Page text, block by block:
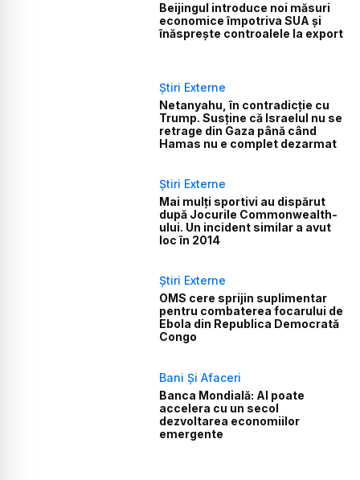
Beijingul introduce noi măsuri
economice împotriva SUA și
înăsprește controalele la export
Știri Externe
Netanyahu, în contradicție cu
Trump. Susține că Israelul nu se
retrage din Gaza până când
Hamas nu e complet dezarmat
Știri Externe
Mai mulți sportivi au dispărut
după Jocurile Commonwealth-
ului. Un incident similar a avut
loc în 2014
Știri Externe
OMS cere sprijin suplimentar
pentru combaterea focarului de
Ebola din Republica Democrată
Congo
Bani Și Afaceri
Banca Mondială: AI poate
accelera cu un secol
dezvoltarea economiilor
emergente